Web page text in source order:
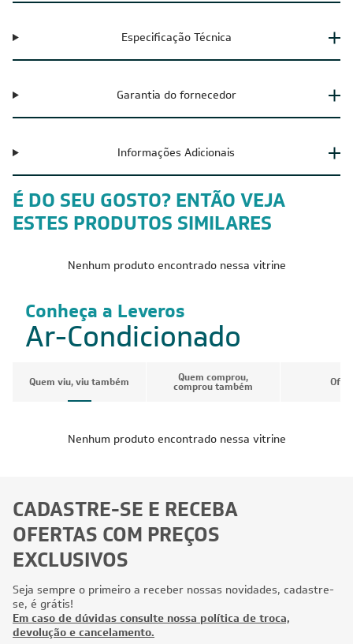
Especificação Técnica
Garantia do fornecedor
Informações Adicionais
É DO SEU GOSTO? ENTÃO VEJA
ESTES PRODUTOS SIMILARES
Nenhum produto encontrado nessa vitrine
Conheça a Leveros
Ar-Condicionado
Quem viu, viu também Quem comprou,
comprou também
Nenhum produto encontrado nessa vitrine
CADASTRE-SE E RECEBA
OFERTAS COM PREÇOS
EXCLUSIVOS
Seja sempre o primeiro a receber nossas novidades, cadastre-
se, é grátis!
Em caso de dúvidas consulte nossa política de troca,
devolução e cancelamento.